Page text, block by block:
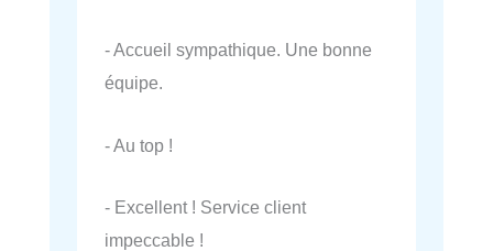
- Accueil sympathique. Une bonne
équipe.
- Au top !
- Excellent ! Service client
impeccable !